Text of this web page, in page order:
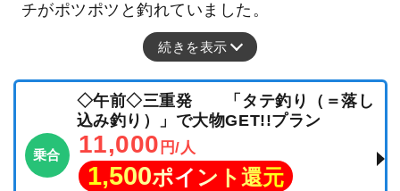
チがポツポツと釣れていました。
続きを表示
乗合
◇午前◇三重発 「タテ釣り（＝落し
込み釣り）」で大物GET!!プラン
11,000 円/人
1,500ポイント還元